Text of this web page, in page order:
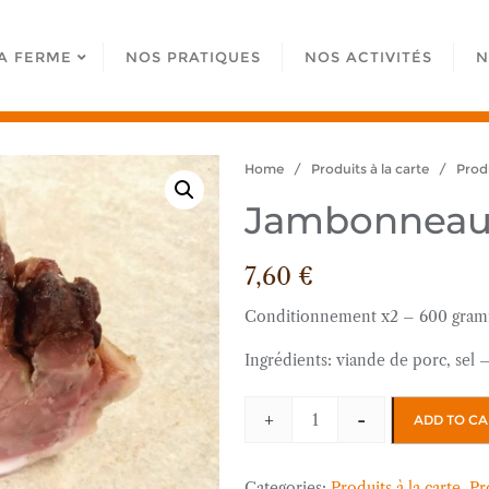
FERME NOS PRATIQUES NOS ACTIVITÉS
Home / Produits à la carte /
7,60 €
Conditionnement x2 – 600
Ingrédients: viande de porc, sel
+
Jambonneau
- ADD TO